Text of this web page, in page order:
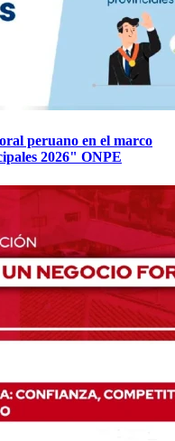
peruano en el marco
2026" ONPE